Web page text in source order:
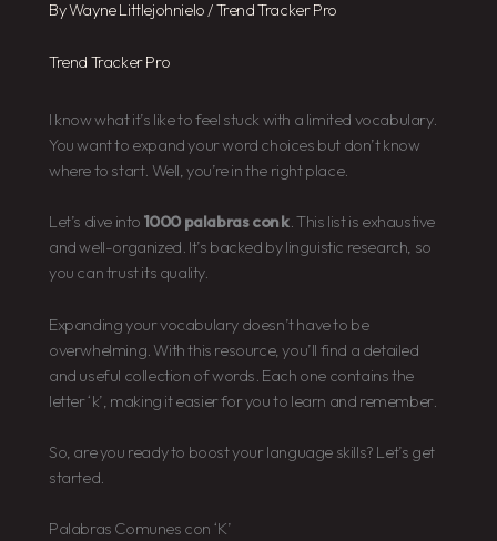
ByWayne Littlejohnielo /Trend Tracker Pro
Trend Tracker Pro
I know what it’s like to feel stuck with a limited vocabulary.
You want to expand your word choices but don’t know
where to start. Well, you’re in the right place.
Let’s dive into 1000 palabras con k. This list is exhaustive
and well-organized. It’s backed by linguistic research, so
you can trust its quality.
Expanding your vocabulary doesn’t have to be
overwhelming. With this resource, you’ll find a detailed
and useful collection of words. Each one contains the
letter ‘k’, making it easier for you to learn and remember.
So, are you ready to boost your language skills? Let’s get
started.
Palabras Comunes con ‘K’